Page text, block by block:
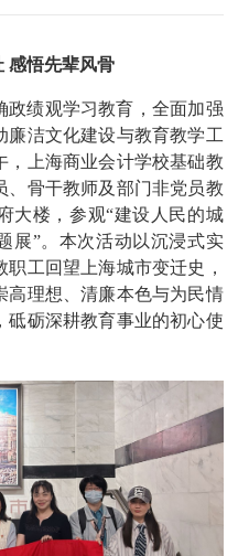
感悟先辈风骨
政绩观学习教育，全面加强
廉洁文化建设与教育教学工
，上海商业会计学校基础教
、骨干教师及部门非党员教
大楼，参观“建设人民的城
”。本次活动以沉浸式实
工回望上海城市变迁史，
高理想、清廉本色与为民情
砥砺深耕教育事业的初心使